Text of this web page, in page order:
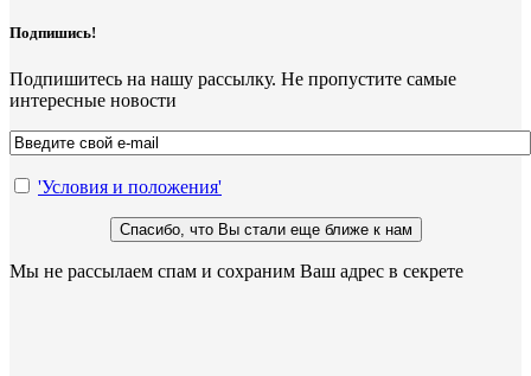
Подпишись!
Подпишитесь на нашу рассылку. Не пропустите самые
интересные новости
'Условия и положения'
Мы не рассылаем спам и сохраним Ваш адрес в секрете